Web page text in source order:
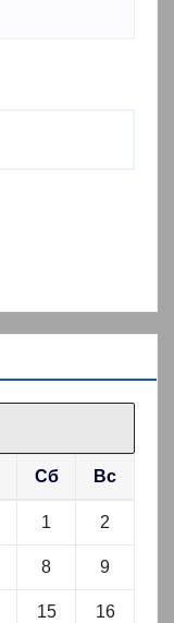
Сб Вс
1 2
8 9
15 16